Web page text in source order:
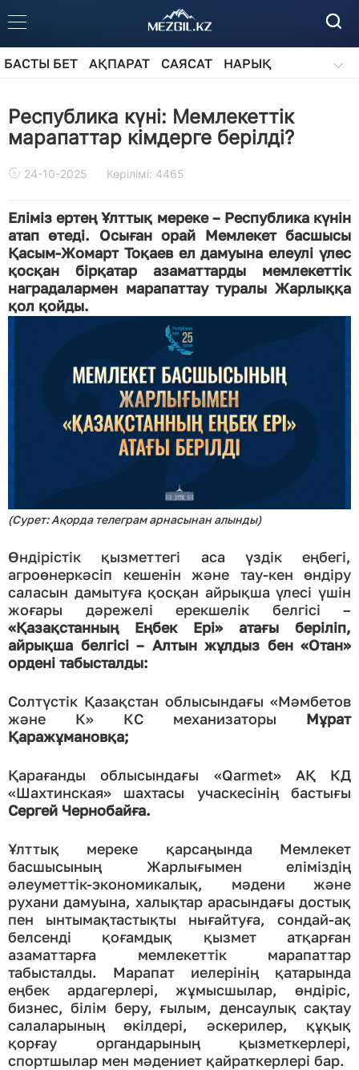
БАСТЫ БЕТ АҚПАРАТ САЯСАТ
НАРЫҚ
Республика күні: Мемлекеттік
марапаттар кімдерге берілді?
24-10-2025 Көрілімі: 4465
Еліміз ертең Ұлттық мереке – Республика күнін
атап өтеді. Осыған орай Мемлекет басшысы
Қасым-Жомарт Тоқаев ел дамуына елеулі үлес
қосқан бірқатар азаматтарды мемлекеттік
наградалармен марапаттау туралы Жарлыққа
қол қойды.
(Сурет: Ақорда телеграм арнасынан алынды)
Өндірістік қызметтегі аса үздік еңбегі,
агроөнеркәсіп кешенін және тау-кен өндіру
саласын дамытуға қосқан айрықша үлесі үшін
жоғары дәрежелі ерекшелік белгісі –
«Қазақстанның Еңбек Ері» атағы беріліп,
айрықша белгісі – Алтын жұлдыз бен «Отан»
ордені табысталды:
Солтүстік Қазақстан облысындағы «Мәмбетов
және К» КС механизаторы Мұрат
Қаражұмановқа;
Қарағанды облысындағы «Qarmet» АҚ КД
«Шахтинская» шахтасы учаскесінің бастығы
Сергей Чернобайға.
Ұлттық мереке қарсаңында Мемлекет
басшысының Жарлығымен еліміздің
әлеуметтік-экономикалық, мәдени және
рухани дамуына, халықтар арасындағы достық
пен ынтымақтастықты нығайтуға, сондай-ақ
белсенді қоғамдық қызмет атқарған
азаматтарға мемлекеттік марапаттар
табысталды. Марапат иелерінің қатарында
еңбек ардагерлері, жұмысшылар, өндіріс,
бизнес, білім беру, ғылым, денсаулық сақтау
салаларының өкілдері, әскерилер, құқық
қорғау органдарының қызметкерлері,
спортшылар мен мәдениет қайраткерлері бар.